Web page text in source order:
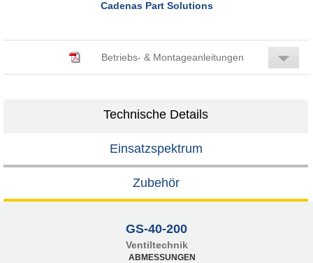
Cadenas Part Solutions
Betriebs- & Montageanleitungen
Technische Details
Einsatzspektrum
Zubehör
GS-40-200
Ventiltechnik
ABMESSUNGEN